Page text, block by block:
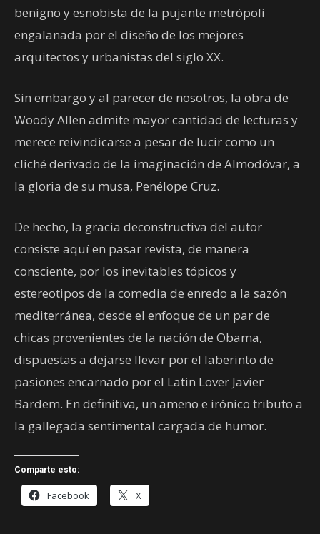
benigno y esnobista de la pujante metrópoli
engalanada por el diseño de los mejores
arquitectos y urbanistas del siglo XX.
Sin embargo y al parecer de nosotros, la obra de
Woody Allen admite mayor cantidad de lecturas y
merece reivindicarse a pesar de lucir como un
cliché derivado de la imaginación de Almodóvar, a
la gloria de su musa, Penélope Cruz.
De hecho, la gracia deconstructiva del autor
consiste aquí en pasar revista, de manera
consciente, por los inevitables tópicos y
estereotipos de la comedia de enredo a la sazón
mediterránea, desde el enfoque de un par de
chicas provenientes de la nación de Obama,
dispuestas a dejarse llevar por el laberinto de
pasiones encarnado por el Latin Lover Javier
Bardem. En definitiva, un ameno e irónico tributo a
la gallegada sentimental cargada de humor.
Comparte esto:
Facebook X